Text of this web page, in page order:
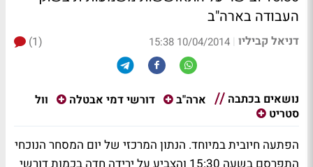
העבודה בארה"ב
דניאל קביליו |
10/04/2014 15:38
(1)
נושאים בכתבה ארה"ב דורשי דמי אבטלה
וול
סטריט
הפתעה חיובית במיוחד. הנתון המרכזי של יום המסחר הנוכחי